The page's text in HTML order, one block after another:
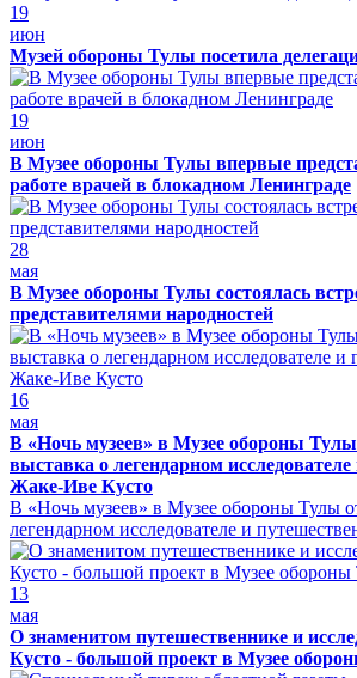
19
июн
Музей обороны Тулы посетила
19
июн
В Музее обороны Тулы впервые
работе врачей в блокадном Ленинграде
28
мая
В Музее обороны Тулы состоялась
представителями народностей
16
мая
В «Ночь музеев» в Музее обороны
выставка о легендарном
Жаке-Иве Кусто
В «Ночь музеев» в Музее обороны Тулы
легендарном исследователе и
13
мая
О знаменитом путешественнике и
Кусто - большой проект в Музее